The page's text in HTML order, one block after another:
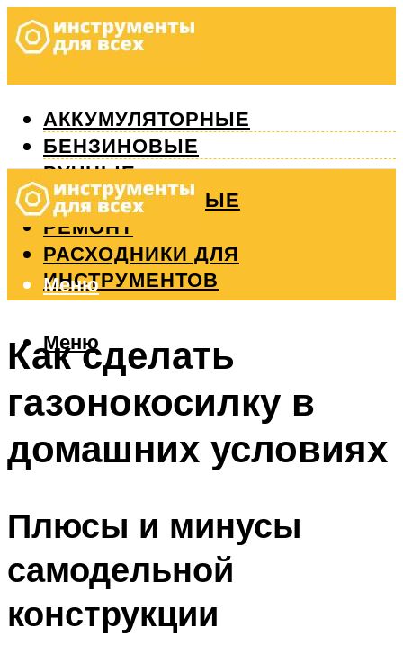
АККУМУЛЯТОРНЫЕ
БЕНЗИНОВЫЕ
РУЧНЫЕ
ИЗМЕРИТЕЛЬНЫЕ
РЕМОНТ
РАСХОДНИКИ ДЛЯ
ИНСТРУМЕНТОВ
Меню
Меню
Как сделать
газонокосилку в
домашних условиях
Плюсы и минусы
самодельной
конструкции